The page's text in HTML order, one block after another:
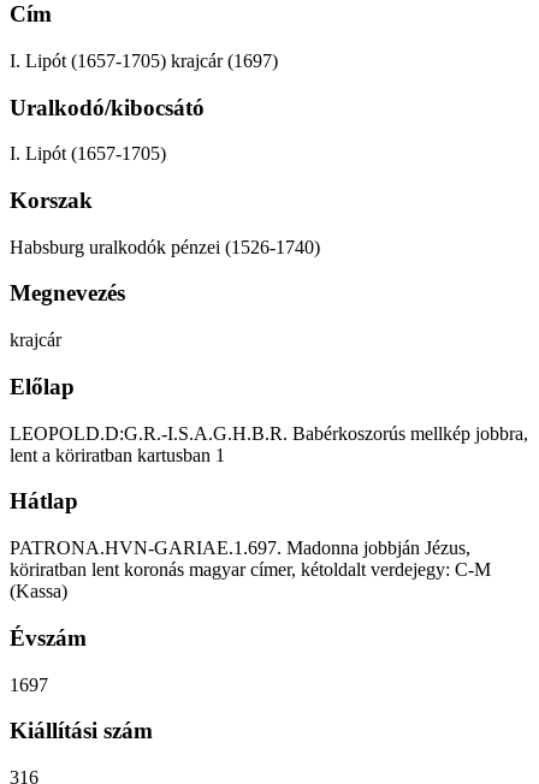
Cím
I. Lipót (1657-1705) krajcár (1697)
Uralkodó/kibocsátó
I. Lipót (1657-1705)
Korszak
Habsburg uralkodók pénzei (1526-1740)
Megnevezés
krajcár
Előlap
LEOPOLD.D:G.R.-I.S.A.G.H.B.R. Babérkoszorús mellkép jobbra,
lent a köriratban kartusban 1
Hátlap
PATRONA.HVN-GARIAE.1.697. Madonna jobbján Jézus,
köriratban lent koronás magyar címer, kétoldalt verdejegy: C-M
(Kassa)
Évszám
1697
Kiállítási szám
316